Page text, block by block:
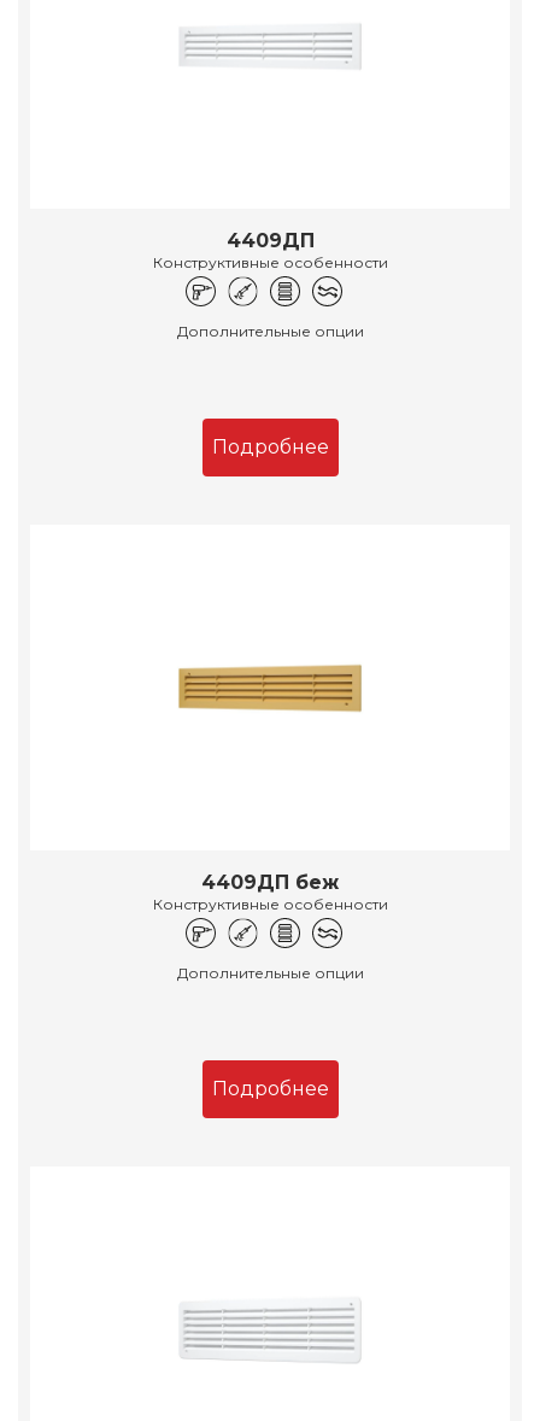
4409ДП
Конструктивные особенности
Дополнительные опции
Подробнее
4409ДП беж
Конструктивные особенности
Дополнительные опции
Подробнее